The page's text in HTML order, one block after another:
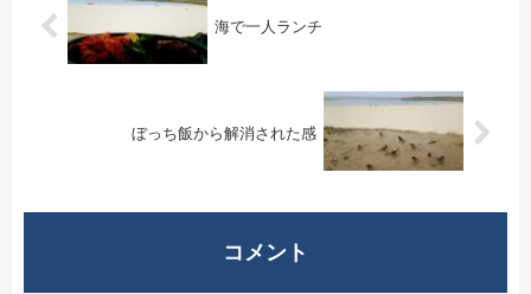
海で一人ランチ
ぼっち飯から解消された感
コメント